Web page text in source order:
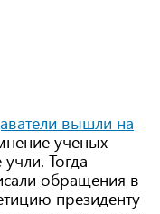
вышли на
ученых
Тогда
обращения в
президенту